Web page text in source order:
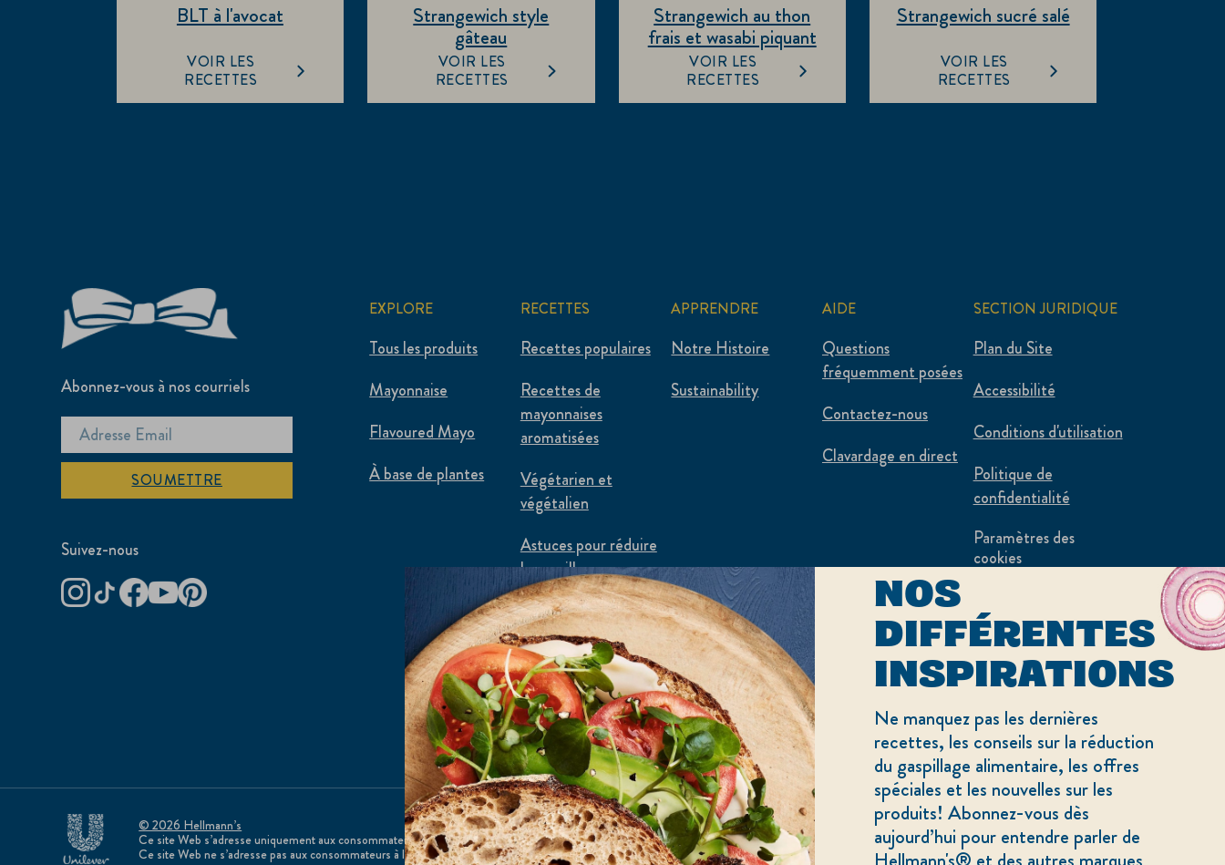
BLT à l'avocat
VOIR LES
RECETTES
Strangewich style
gâteau
VOIR LES
RECETTES
Strangewich au thon
frais et wasabi piquant
VOIR LES
RECETTES
Strangewich sucré salé
VOIR LES
RECETTES
Abonnez-vous à nos courriels
SOUMETTRE
Suivez-nous
EXPLORE
Tous les produits
Mayonnaise
Flavoured Mayo
À base de plantes
RECETTES
Recettes populaires
Recettes de
mayonnaises
aromatisées
Végétarien et
végétalien
Astuces pour réduire
le gaspillage
alimentaire
Flexi-recettes
APPRENDRE
Notre Histoire
Sustainability
AIDE
Questions
fréquemment posées
Contactez-nous
Clavardage en direct
SECTION JURIDIQUE
Plan du Site
Accessibilité
Conditions d'utilisation
Politique de
confidentialité
Paramètres des
cookies
revendre mes
informations
© 2026 Hellmann’s
Ce site Web s’adresse uniquement aux consommateurs canadiens de produits et services de Unilever Canada Inc.
Ce site Web ne s’adresse pas aux consommateurs à l’extérieur du Canada.
LOCATION
DÉCOUVREZ
NOS
DIFFÉRENTES
INSPIRATIONS
Ne manquez pas les dernières
recettes, les conseils sur la réduction
du gaspillage alimentaire, les offres
spéciales et les nouvelles sur les
produits! Abonnez-vous dès
aujourd’hui pour entendre parler de